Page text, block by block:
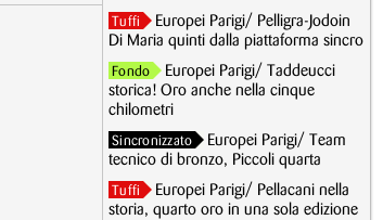
Tuffi
Europei Parigi/ Pelligra-Jodoin
Di Maria quinti dalla piattaforma sincro
Fondo
Europei Parigi/ Taddeucci
storica! Oro anche nella cinque
chilometri
Sincronizzato
Europei Parigi/ Team
tecnico di bronzo, Piccoli quarta
Tuffi
Europei Parigi/ Pellacani nella
storia, quarto oro in una sola edizione